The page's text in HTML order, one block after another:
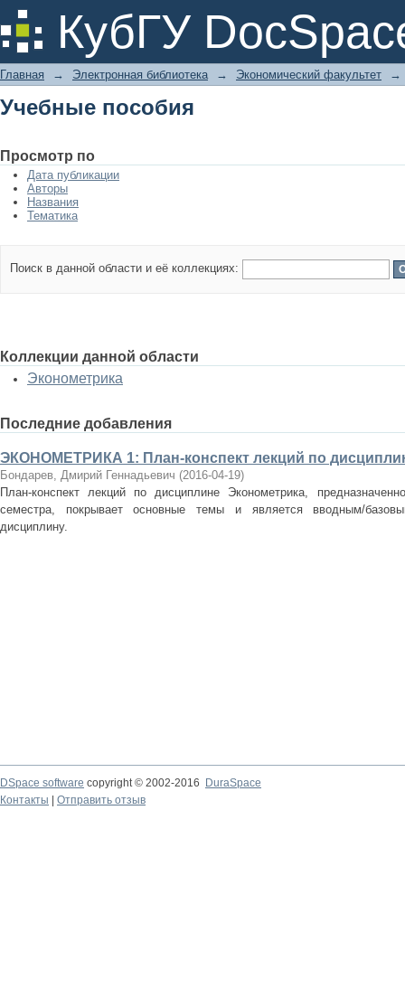
КубГУ
Учебные пособия
Главная → Электронная библиотека → Экономический факультет →
Учебные пособия
Просмотр по
Дата публикации
Авторы
Названия
Тематика
Поиск в данной области и её коллекциях:
Коллекции данной области
Эконометрика
Последние добавления
ЭКОНОМЕТРИКА 1: План-конспект лекций по
Бондарев, Дмирий Геннадьевич (2016-04-19)
План-конспект лекций по дисциплине Эконометрика,
семестра, покрывает основные темы и является вводным/
дисциплину.
DSpace software copyright © 2002-2016
DuraSpace
Контакты
Отправить отзыв